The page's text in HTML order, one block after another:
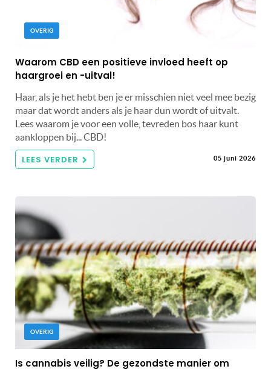
OVERIG
Waarom CBD een positieve invloed heeft op
haargroei en -uitval!
Haar, als je het hebt ben je er misschien niet veel mee bezig
maar dat wordt anders als je haar dun wordt of uitvalt.
Lees waarom je voor een volle, tevreden bos haar kunt
aankloppen bij... CBD!
LEES VERDER 05 juni 2026
OVERIG
Is cannabis veilig? De gezondste manier om